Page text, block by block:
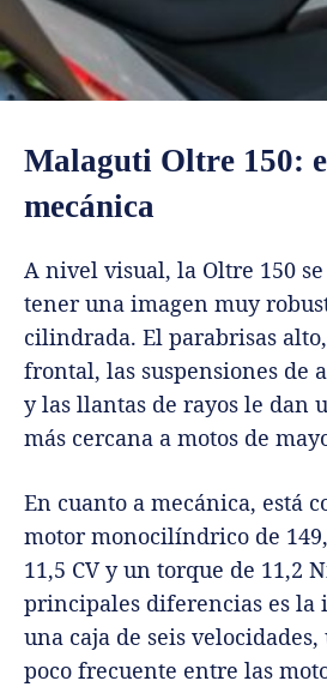
Malaguti Oltre 150:
mecánica
A nivel visual, la Oltre 150
tener una imagen muy
cilindrada. El parabrisas
frontal, las suspensiones de
y las llantas de rayos le dan
más cercana a motos de
En cuanto a mecánica, está
motor monocilíndrico de
11,5 CV y un torque de 11,2
principales diferencias es la
una caja de seis
poco frecuente entre las